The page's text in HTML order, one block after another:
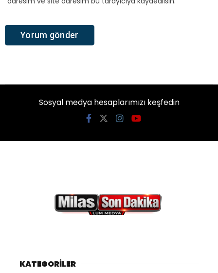
Sosyal medya hesaplarımızı keşfedin
KATEGORİLER